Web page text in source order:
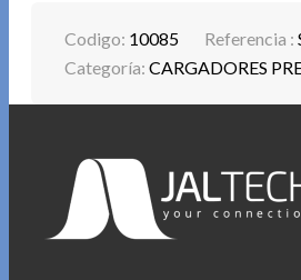
Codigo: 10085 Referencia :
Categoría:CARGADORES